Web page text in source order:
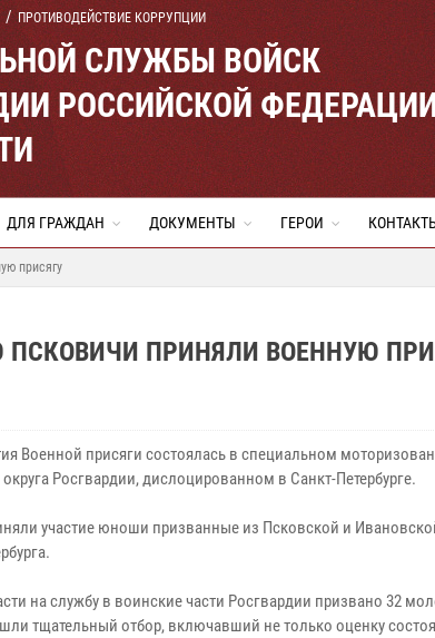
ПРОТИВОДЕЙСТВИЕ КОРРУПЦИИ
СЛУЖБЫ ВОЙСК
РОССИЙСКОЙ
ДЛЯ ГРАЖДАН ДОКУМЕНТЫ ГЕРОИ
присягу
ПРИНЯЛИ ВОЕННУЮ
Военной присяги состоялась в специальном
Росгвардии, дислоцированном в Санкт-Петербурге.
участие юноши призванные из Псковской и
на службу в воинские части Росгвардии призвано 32
тщательный отбор, включавший не только оценку